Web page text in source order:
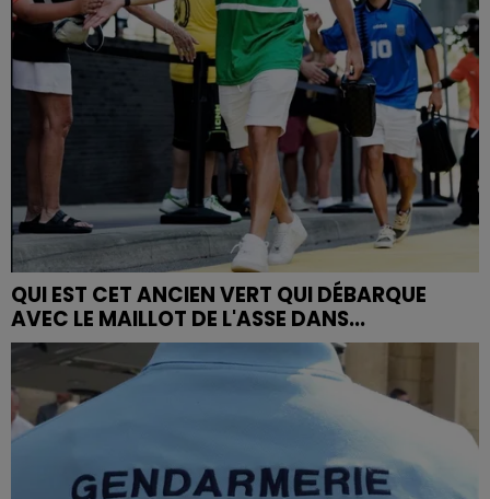
QUI EST CET ANCIEN VERT QUI DÉBARQUE
AVEC LE MAILLOT DE L'ASSE DANS...